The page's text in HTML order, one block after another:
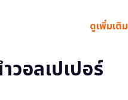
ดูเพิ่มเติม
วอลเปเปอร์